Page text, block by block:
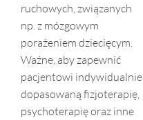
ruchowych, związanych
np. z mózgowym
porażeniem dziecięcym.
Ważne, aby zapewnić
pacjentowi indywidualnie
dopasowaną fizjoterapię,
psychoterapię oraz inne